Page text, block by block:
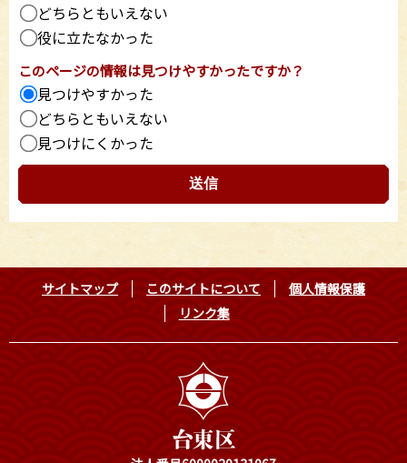
どちらともいえない
役に立たなかった
このページの情報は見つけやすかったですか？
見つけやすかった
どちらともいえない
見つけにくかった
サイトマップ このサイトについて
個人情報保護
リンク集